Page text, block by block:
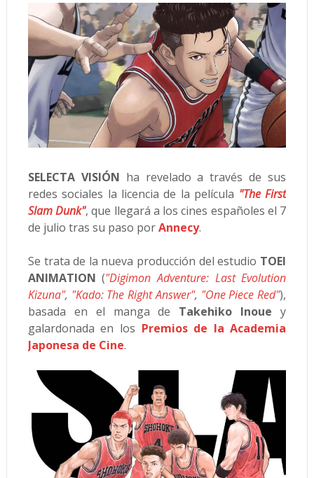
SELECTA VISIÓN ha revelado a través de sus
redes sociales la licencia de la película "The First
Slam Dunk", que llegará a los cines españoles el 7
de julio tras su paso porAnnecy.
Se trata de la nueva producción del estudio TOEI
ANIMATION ("Digimon Adventure: Last Evolution
Kizuna", "Kado: The Right Answer", "One Piece Red"),
basada en el manga de Takehiko Inoue y
galardonada en los Premios de la Academia
Japonesa de Cine.